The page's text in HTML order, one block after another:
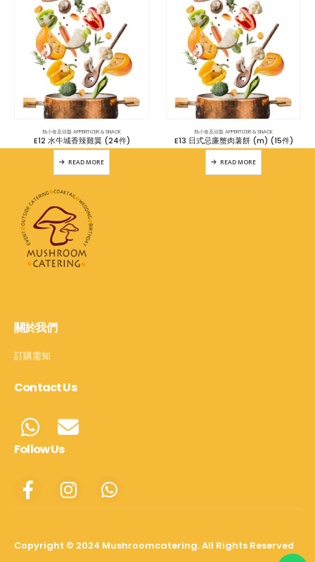
熱小食及頭盤 APPERTIZER & SNACK
E12 水牛城香辣雞翼 (24件)
READ MORE
熱小食及頭盤 APPERTIZER & SNACK
E13 日式忌廉蟹肉薯餅 (m) (15件)
READ MORE
關於我們
訂購需知
Contact Us
Follow Us
Copyright © 2024 Mushroomcatering. All Rights Reserved